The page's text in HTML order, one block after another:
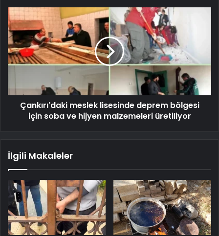
Çankırı'daki meslek lisesinde deprem bölgesi
için soba ve hijyen malzemeleri üretiliyor
İlgili Makaleler